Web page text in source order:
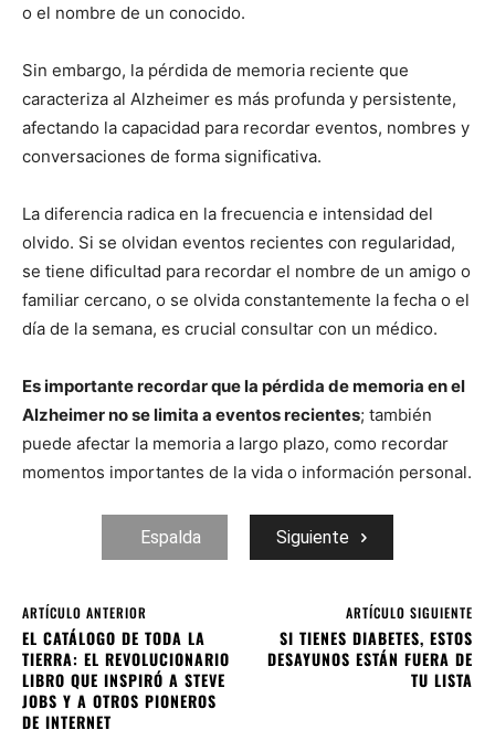
o el nombre de un conocido.
Sin embargo, la pérdida de memoria reciente que
caracteriza al Alzheimer es más profunda y persistente,
afectando la capacidad para recordar eventos, nombres y
conversaciones de forma significativa.
La diferencia radica en la frecuencia e intensidad del
olvido. Si se olvidan eventos recientes con regularidad,
se tiene dificultad para recordar el nombre de un amigo o
familiar cercano, o se olvida constantemente la fecha o el
día de la semana, es crucial consultar con un médico.
Es importante recordar que la pérdida de memoria en el
Alzheimer no se limita a eventos recientes; también
puede afectar la memoria a largo plazo, como recordar
momentos importantes de la vida o información personal.
Espalda Siguiente
ARTÍCULO ANTERIOR
EL CATÁLOGO DE TODA LA
TIERRA: EL REVOLUCIONARIO
LIBRO QUE INSPIRÓ A STEVE
JOBS Y A OTROS PIONEROS
DE INTERNET
ARTÍCULO SIGUIENTE
SI TIENES DIABETES, ESTOS
DESAYUNOS ESTÁN FUERA DE
TU LISTA